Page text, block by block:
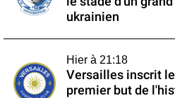
ukrainien
Hier à 21:18
Versailles inscrit le
premier but de